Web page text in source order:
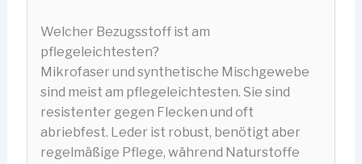
Welcher Bezugsstoff ist am
pflegeleichtesten?
Mikrofaser und synthetische Mischgewebe
sind meist am pflegeleichtesten. Sie sind
resistenter gegen Flecken und oft
abriebfest. Leder ist robust, benötigt aber
regelmäßige Pflege, während Naturstoffe